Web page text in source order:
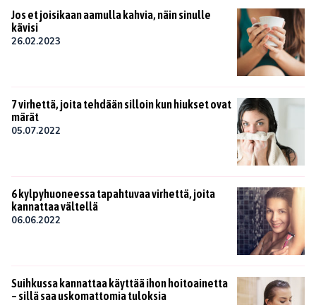
Jos et joisikaan aamulla kahvia, näin sinulle
kävisi
26.02.2023
7 virhettä, joita tehdään silloin kun hiukset ovat
märät
05.07.2022
6 kylpyhuoneessa tapahtuvaa virhettä, joita
kannattaa vältellä
06.06.2022
Suihkussa kannattaa käyttää ihon hoitoainetta
– sillä saa uskomattomia tuloksia